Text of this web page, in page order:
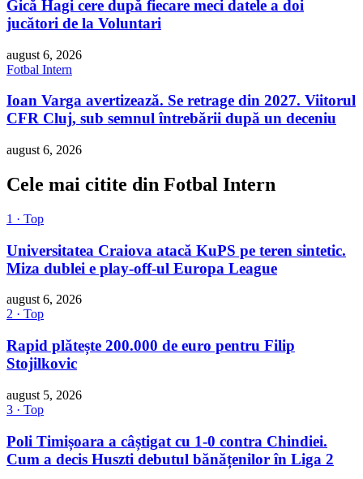
Gică Hagi cere după fiecare meci datele a doi
jucători de la Voluntari
august 6, 2026
Fotbal Intern
Ioan Varga avertizează. Se retrage din 2027. Viitorul
CFR Cluj, sub semnul întrebării după un deceniu
august 6, 2026
Cele mai citite din Fotbal Intern
1 · Top
Universitatea Craiova atacă KuPS pe teren sintetic.
Miza dublei e play-off-ul Europa League
august 6, 2026
2 · Top
Rapid plătește 200.000 de euro pentru Filip
Stojilkovic
august 5, 2026
3 · Top
Poli Timișoara a câștigat cu 1-0 contra Chindiei.
Cum a decis Huszti debutul bănățenilor în Liga 2